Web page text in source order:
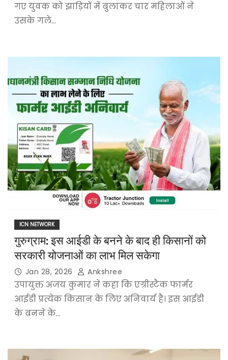
गए युवक को झाड़ियों में बुलाकर चार महिलाओं ने
उसके गले…
ICN NETWORK
गुरुग्राम: इस आईडी के बनने के बाद ही किसानों को
सरकारी योजनाओं का लाभ मिल सकेगा
Jan 28, 2026 Ankshree
उपायुक्त अजय कुमार ने कहा कि एग्रीस्टैक फार्मर
आईडी प्रत्येक किसान के लिए अनिवार्य है। इस आईडी
के बनने के…